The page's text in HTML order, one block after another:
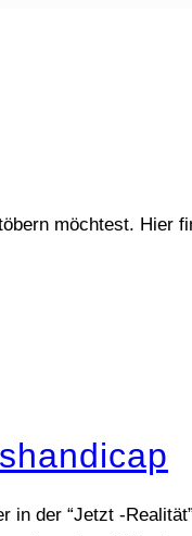
möchtest. Hier
der “Jetzt -